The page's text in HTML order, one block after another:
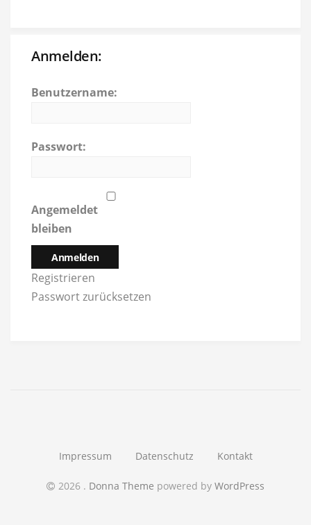
Anmelden:
Benutzername:
Passwort:
Angemeldet
bleiben
Anmelden
Registrieren
Passwort zurücksetzen
Impressum Datenschutz Kontakt
2026 . Donna Theme powered by WordPress